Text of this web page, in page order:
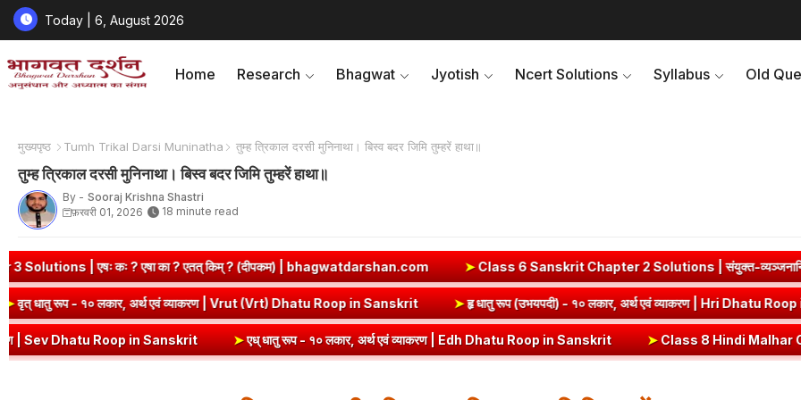
Today | 6, August 2026
Home Research Bhagwat Jyotish Ncert Solutions Syllabus Old
मुख्यपृष्ठ Tumh Trikal Darsi Muninatha तुम्ह त्रिकाल दरसी मुनिनाथा। बिस्व बदर जिमि तुम्हरें हाथा॥
तुम्ह त्रिकाल दरसी मुनिनाथा। बिस्व बदर जिमि तुम्हरें हाथा॥
By - Sooraj Krishna Shastri
फ़रवरी 01, 2026
18 minute read
? (दीपकम) | bhagwatdarshan.com ➤Class 6 Sanskrit Chapter 2 Solutions | संयुक्त-व्यञ्जनानि (दीपकम) | bhagwatdarshan.com
Kri Dhatu Roop in Sanskrit ➤ वृत् धातु रूप - १० लकार, अर्थ एवं व्याकरण | Vrut (Vrt) Dhatu Roop in Sanskrit ➤हृ धातु रूप (उभयपदी) - १०
➤एध् धातु रूप - १० लकार, अर्थ एवं व्याकरण | Edh Dhatu Roop in Sanskrit ➤Class 8 Hindi Malhar Chapter 4 Haridwar | हरिद्वार पाठ का